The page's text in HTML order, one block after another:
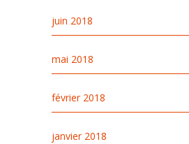
juin 2018
mai 2018
février 2018
janvier 2018